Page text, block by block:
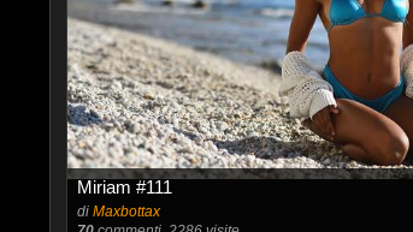
Miriam #111
di Maxbottax